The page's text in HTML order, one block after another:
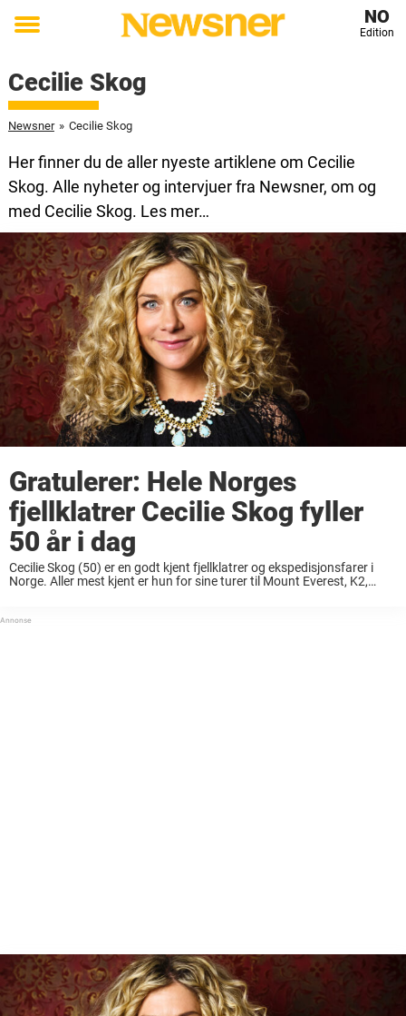
Toggle
NO
Edition
Cecilie Skog
Newsner » Cecilie Skog
Her finner du de aller nyeste artiklene om Cecilie
Skog. Alle nyheter og intervjuer fra Newsner, om og
med Cecilie Skog. Les mer…
Gratulerer: Hele Norges
fjellklatrer Cecilie Skog fyller
50 år i dag
Cecilie Skog (50) er en godt kjent fjellklatrer og ekspedisjonsfarer i
Norge. Aller mest kjent er hun for sine turer til Mount Everest, K2,